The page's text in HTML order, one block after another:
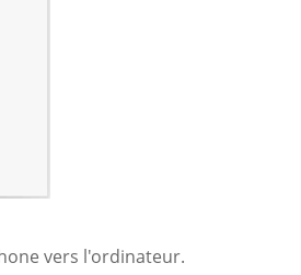
vers l'ordinateur.